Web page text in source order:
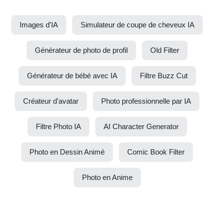
Images d'IA Simulateur de coupe de cheveux IA
Générateur de photo de profil Old Filter
Générateur de bébé avec IA Filtre Buzz Cut
Créateur d'avatar Photo professionnelle par IA
Filtre Photo IA AI Character Generator
Photo en Dessin Animé Comic Book Filter
Photo en Anime